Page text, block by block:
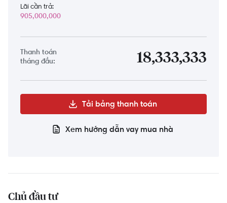
Lãi cần trả:
905,000,000
Thanh toán
tháng đầu:
18,333,333
Tải bảng thanh toán
Xem hướng dẫn vay mua nhà
Chủ đầu tư